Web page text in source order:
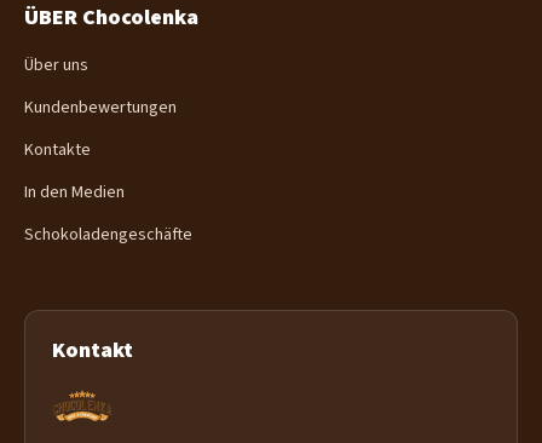
ÜBER Chocolenka
Über uns
Kundenbewertungen
Kontakte
In den Medien
Schokoladengeschäfte
Kontakt